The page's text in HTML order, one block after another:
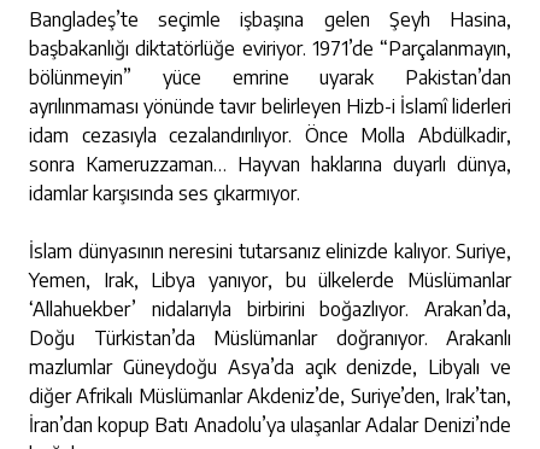
Bangladeş’te seçimle işbaşına gelen Şeyh Hasina,
başbakanlığı diktatörlüğe eviriyor. 1971’de “Parçalanmayın,
bölünmeyin” yüce emrine uyarak Pakistan’dan
ayrılınmaması yönünde tavır belirleyen Hizb-i İslamî liderleri
idam cezasıyla cezalandırılıyor. Önce Molla Abdülkadir,
sonra Kameruzzaman… Hayvan haklarına duyarlı dünya,
idamlar karşısında ses çıkarmıyor.
İslam dünyasının neresini tutarsanız elinizde kalıyor. Suriye,
Yemen, Irak, Libya yanıyor, bu ülkelerde Müslümanlar
‘Allahuekber’ nidalarıyla birbirini boğazlıyor. Arakan’da,
Doğu Türkistan’da Müslümanlar doğranıyor. Arakanlı
mazlumlar Güneydoğu Asya’da açık denizde, Libyalı ve
diğer Afrikalı Müslümanlar Akdeniz’de, Suriye’den, Irak’tan,
İran’dan kopup Batı Anadolu’ya ulaşanlar Adalar Denizi’nde